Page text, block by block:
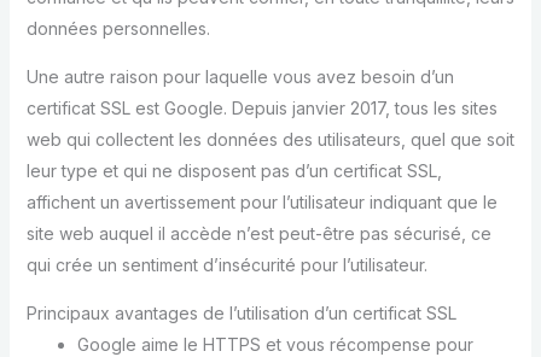
données personnelles.
Une autre raison pour laquelle vous avez besoin d’un
certificat SSL est Google. Depuis janvier 2017, tous les sites
web qui collectent les données des utilisateurs, quel que soit
leur type et qui ne disposent pas d’un certificat SSL,
affichent un avertissement pour l’utilisateur indiquant que le
site web auquel il accède n’est peut-être pas sécurisé, ce
qui crée un sentiment d’insécurité pour l’utilisateur.
Principaux avantages de l’utilisation d’un certificat SSL
Google aime le HTTPS et vous récompense pour